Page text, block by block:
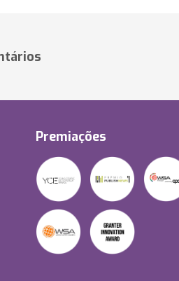
Premiações